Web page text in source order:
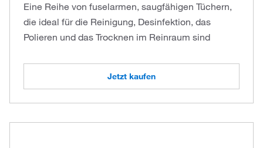
Eine Reihe von fuselarmen, saugfähigen Tüchern,
die ideal für die Reinigung, Desinfektion, das
Polieren und das Trocknen im Reinraum sind
Jetzt kaufen